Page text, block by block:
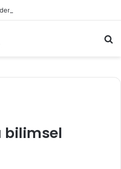
bilimsel